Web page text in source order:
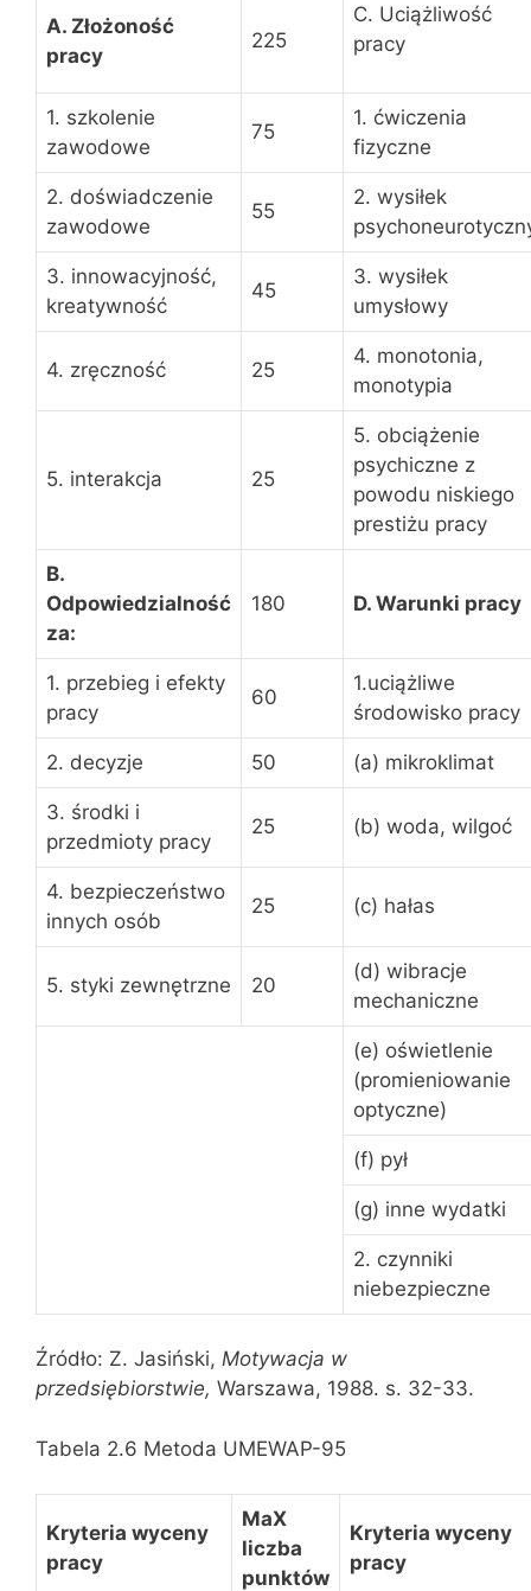
A. Złożoność
pracy
225
C. Uciążliwość
pracy
1. szkolenie
zawodowe
75
1. ćwiczenia
fizyczne
2. doświadczenie
zawodowe
55
2. wysiłek
3. innowacyjność,
kreatywność
45
3. wysiłek
umysłowy
4. zręczność 25
4. monotonia,
monotypia
5. interakcja 25
5. obciążenie
psychiczne z
powodu niskiego
prestiżu pracy
B.
Odpowiedzialność
za:
180 D. Warunki pracy
1. przebieg i efekty
pracy
60
1.uciążliwe
środowisko pracy
2. decyzje 50 (a) mikroklimat
3. środki i
przedmioty pracy
25 (b) woda, wilgoć
4. bezpieczeństwo
innych osób
25 (c) hałas
5. styki zewnętrzne 20
(d) wibracje
mechaniczne
(e) oświetlenie
(promieniowanie
optyczne)
(f) pył
(g) inne wydatki
2. czynniki
niebezpieczne
Źródło: Z. Jasiński, Motywacja w
przedsiębiorstwie, Warszawa, 1988. s. 32-33.
Tabela 2.6 Metoda UMEWAP-95
Kryteria wyceny
pracy
MaX
liczba
punktów
Kryteria wyceny
pracy